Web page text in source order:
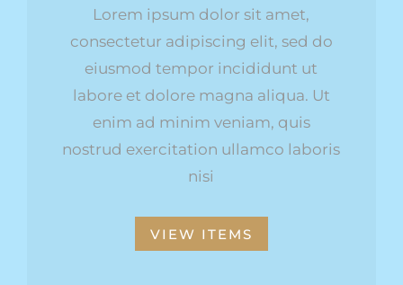
Lorem ipsum dolor sit amet,
consectetur adipiscing elit, sed do
eiusmod tempor incididunt ut
labore et dolore magna aliqua. Ut
enim ad minim veniam, quis
nostrud exercitation ullamco laboris
nisi
VIEW ITEMS